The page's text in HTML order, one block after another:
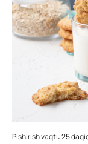
Pishirish vaqti: 25